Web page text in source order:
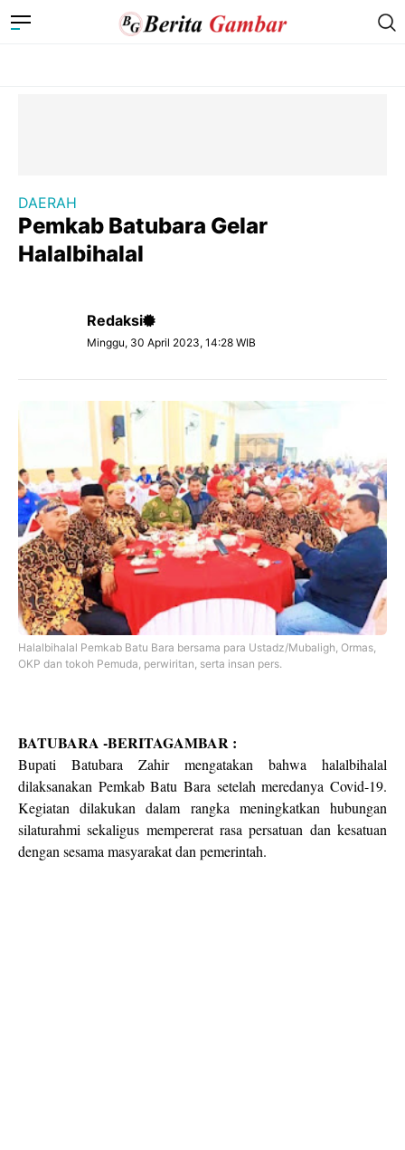
DAERAH
Pemkab Batubara Gelar
Halalbihalal
Redaksi
Minggu, 30 April 2023, 14:28 WIB
Halalbihalal Pemkab Batu Bara bersama para Ustadz/Mubaligh, Ormas,
OKP dan tokoh Pemuda, perwiritan, serta insan pers.
BATUBARA -BERITAGAMBAR :
Bupati Batubara Zahir mengatakan bahwa halalbihalal
dilaksanakan Pemkab Batu Bara setelah meredanya Covid-19.
Kegiatan dilakukan dalam rangka meningkatkan hubungan
silaturahmi sekaligus mempererat rasa persatuan dan kesatuan
dengan sesama masyarakat dan pemerintah.